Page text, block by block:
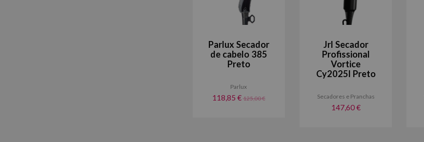
Parlux Secador
de cabelo 385
Preto
Parlux
118,85 € 125,00 €
Jrl Secador
Profissional
Vortice
Cy2025l Preto
Secadores e Pranchas
147,60 €